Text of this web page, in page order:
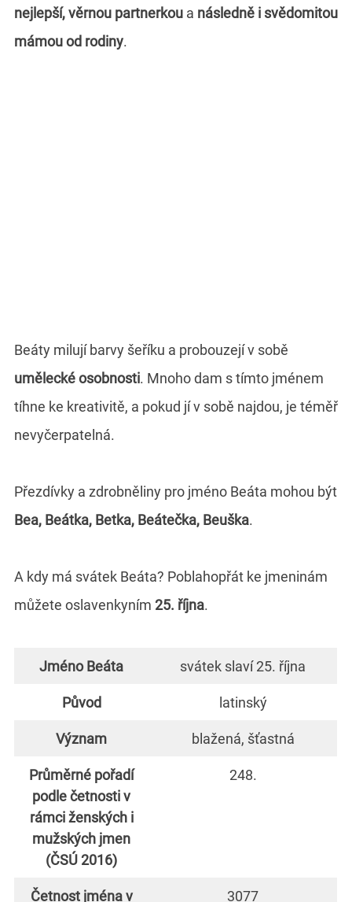
nejlepší, věrnou partnerkou a následně i svědomitou
mámou od rodiny.
Beáty milují barvy šeříku a probouzejí v sobě
umělecké osobnosti. Mnoho dam s tímto jménem
tíhne ke kreativitě, a pokud jí v sobě najdou, je téměř
nevyčerpatelná.
Přezdívky a zdrobněliny pro jméno Beáta mohou být
Bea, Beátka, Betka, Beátečka, Beuška.
A kdy má svátek Beáta? Poblahopřát ke jmeninám
můžete oslavenkyním 25. října.
Jméno Beáta svátek slaví 25. října
Původ latinský
Význam blažená, šťastná
Průměrné pořadí
podle četnosti v
rámci ženských i
mužských jmen
(ČSÚ 2016)
248.
Četnost jména v 3077